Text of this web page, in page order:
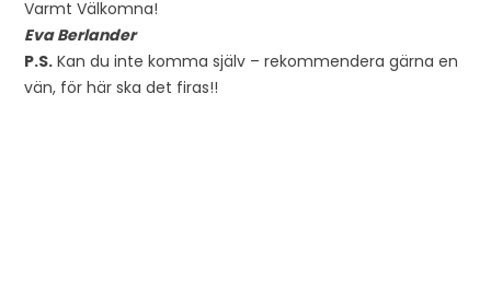
Varmt Välkomna!
Eva Berlander
P.S. Kan du inte komma själv – rekommendera gärna en
vän, för här ska det firas!!